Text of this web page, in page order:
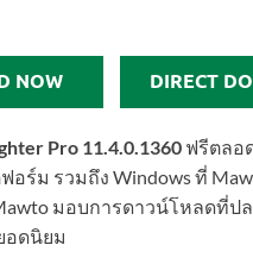
NOW DIRECT
Pro 11.4.0.1360 ฟรีตลอ
ร์ม รวมถึง Windows ที่
มอบการดาวน์โหลดที่ป
อดนิยม